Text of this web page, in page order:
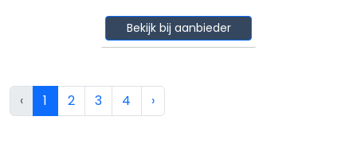
Bekijk bij aanbieder
‹ 1 2 3 4 ›